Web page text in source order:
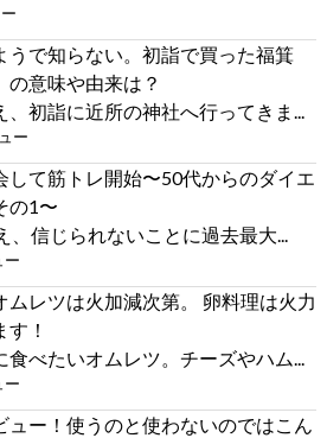
うで知らない。初詣で買った福箕
の意味や由来は？
、初詣に近所の神社へ行ってきま...
ー
して筋トレ開始〜50代からのダイエ
の1〜
、信じられないことに過去最大...
ー
ムレツは火加減次第。 卵料理は火力
！
べたいオムレツ。チーズやハム...
ー
ュー！使うのと使わないのではこん